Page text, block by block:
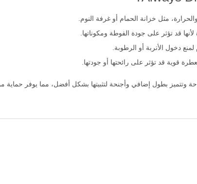
مثل خزانة الحمام أو غرفة النوم.
قد تؤثر على جودة الفوطة ومكوناتها.
دخول الأتربة أو الرطوبة.
قوية قد تؤثر على رائحتها أو جودتها.
وتتميز بطول إضافي وأجنحة لتثبيتها بشكل أفضل، مما يوفر حماية